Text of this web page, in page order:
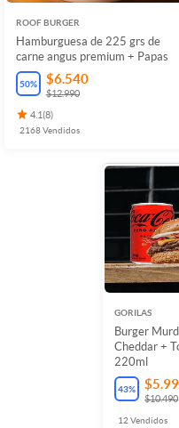
ROOF BURGER
Hamburguesa de 225 grs de
carne angus premium + Papas
50% $6.540
$12.990
4.1(8)
2168Vendidos
GORILAS
Burger
Cheddar +
220ml
43%
$10.490
12Vendidos